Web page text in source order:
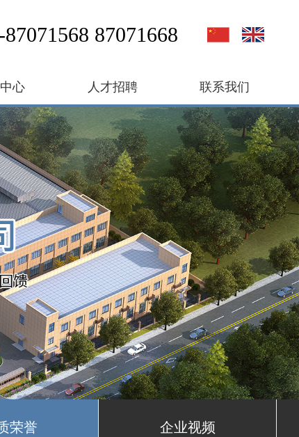
87071568 87071668
心 人才招聘 联系我们
荣誉 企业视频